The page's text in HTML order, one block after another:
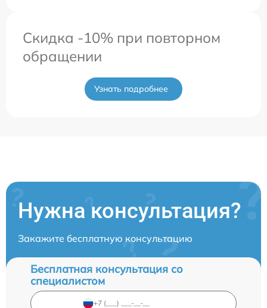
Скидка -10% при повторном
обращении
Узнать подробнее
Нужна консультация?
Закажите бесплатную консультацию
Бесплатная консультация со
специалистом